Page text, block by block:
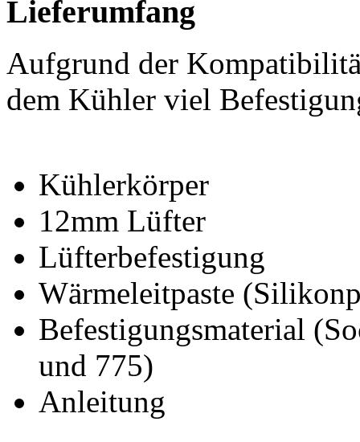
Lieferumfang
Aufgrund der
dem Kühler viel
Kühlerkörper
12mm Lüfter
Lüfterbefestigung
Wärmeleitpaste
Befestigungsmaterial
und 775)
Anleitung